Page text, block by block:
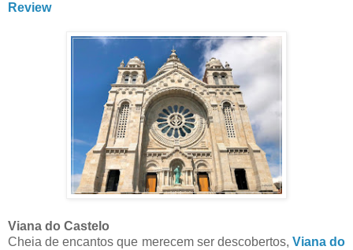
Review
Viana do Castelo
Cheia de encantos que merecem ser descobertos, Viana do